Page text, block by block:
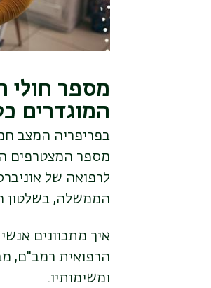
מספר חולי
המוגדרים
בפריפריה המצב
מספר המצטרפים
לרפואה של
הממשלה, בשלטון
איך מתכוונים
הרפואית רמב"ם,
ומשימותיו.